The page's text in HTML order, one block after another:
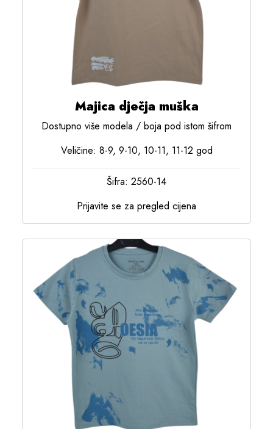
Majica dječja muška
Dostupno više modela / boja pod istom šifrom
Veličine: 8-9, 9-10, 10-11, 11-12 god
Šifra: 2560-14
Prijavite se za pregled cijena